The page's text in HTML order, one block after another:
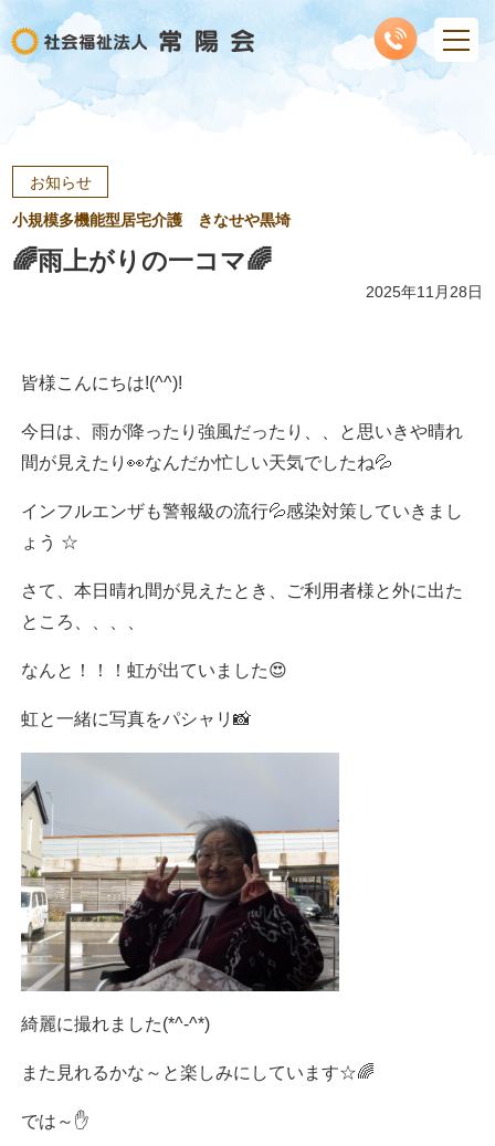
お知らせ
小規模多機能型居宅介護 きなせや黒埼
🌈雨上がりの一コマ🌈
2025年11月28日
皆様こんにちは!(^^)!
今日は、雨が降ったり強風だったり、、と思いきや晴れ
間が見えたり👀なんだか忙しい天気でしたね💦
インフルエンザも警報級の流行💦感染対策していきまし
ょう ☆
さて、本日晴れ間が見えたとき、ご利用者様と外に出た
ところ、、、、
なんと！！！虹が出ていました😍
虹と一緒に写真をパシャリ📸
綺麗に撮れました(*^-^*)
また見れるかな～と楽しみにしています☆🌈
では～✋